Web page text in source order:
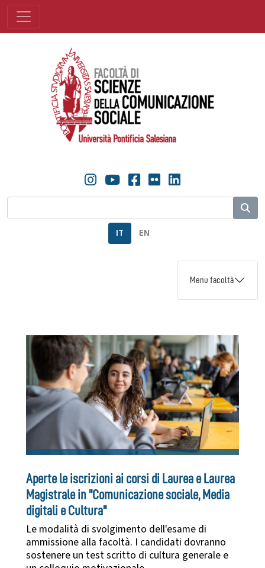
IT EN
Menu facoltà
Aperte le iscrizioni ai corsi di Laurea e Laurea
Magistrale in "Comunicazione sociale, Media
digitali e Cultura"
Le modalità di svolgimento dell'esame di
ammissione alla facoltà. I candidati dovranno
sostenere un test scritto di cultura generale e